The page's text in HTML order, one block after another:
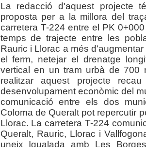
La redacció d'aquest projecte
proposta per a la millora del
carretera T-224 entre el PK
temps de trajecte entre les
Rauric i Llorac a més
el ferm, netejar el drenatge
vertical en un tram urbà de 700
realitzar aquest projecte
desenvolupament econòmic del
comunicació entre els dos
Coloma de Queralt pot repercutir
Llorac. La carretera T-224
Queralt, Rauric, Llorac i
uneix Igualada amb Les